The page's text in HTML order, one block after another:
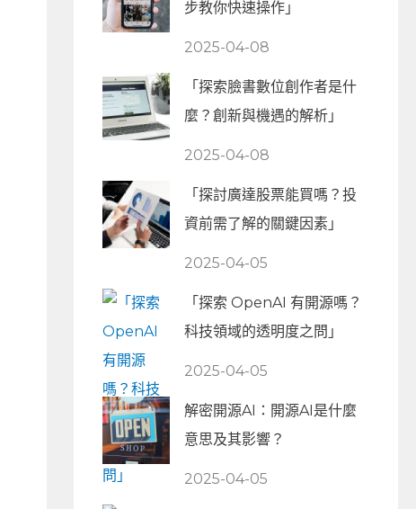
步教你快速操作」
2025-04-08
「探索臉書數位創作者是什
麼？創新與機遇的解析」
2025-04-08
「探討廣達股票能買嗎？投
資前需了解的關鍵因素」
2025-04-05
「探索 OpenAI 有開源嗎？
科技領域的透明度之問」
2025-04-05
解密開源AI：開源AI是什麼
意思及其影響？
2025-04-05